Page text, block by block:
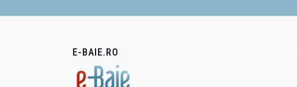
E-BAIE.RO